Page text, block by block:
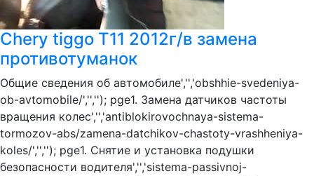
Chery tiggo T11 2012г/в замена
противотуманок
Общие сведения об автомобиле','','obshhie-svedeniya-
ob-avtomobile/','',''); pge1. Замена датчиков частоты
вращения колес','','antiblokirovochnaya-sistema-
tormozov-abs/zamena-datchikov-chastoty-vrashheniya-
koles/','',''); pge1. Снятие и установка подушки
безопасности водителя','','sistema-passivnoj-